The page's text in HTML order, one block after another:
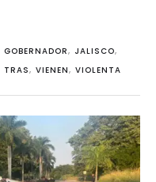
GOBERNADOR, JALISCO,
TRAS, VIENEN, VIOLENTA